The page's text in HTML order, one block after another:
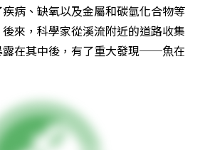
病、缺氧以及金屬和碳氫化合物等
來，科學家從溪流附近的道路收集
露在其中後，有了重大發現──魚在